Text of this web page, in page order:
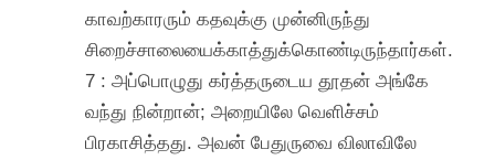
காவற்காரரும் கதவுக்கு முன்னிருந்து
சிறைச்சாலையைக்காத்துக்கொண்டிருந்தார்கள்.
7 : அப்பொழுது கர்த்தருடைய தூதன் அங்கே
வந்து நின்றான்; அறையிலே வெளிச்சம்
பிரகாசித்தது. அவன் பேதுருவை விலாவிலே